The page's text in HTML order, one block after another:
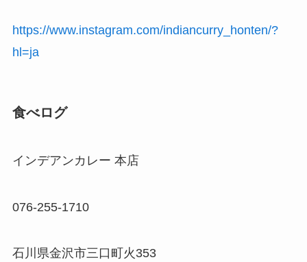
https://www.instagram.com/indiancurry_honten/?
hl=ja
食べログ
インデアンカレー 本店
076-255-1710
石川県金沢市三口町火353